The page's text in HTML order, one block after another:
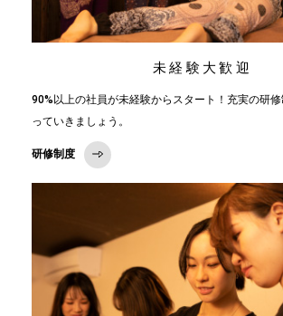
未経験大歓迎
90%以上の社員が未経験からスタート！充実の研
っていきましょう。
研修制度